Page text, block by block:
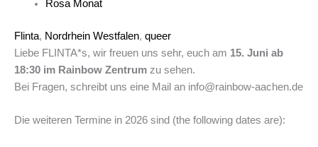
Rosa Monat
Flinta, Nordrhein Westfalen, queer
Liebe FLINTA*s, wir freuen uns sehr, euch am 15. Juni ab
18:30 im Rainbow Zentrum zu sehen.
Bei Fragen, schreibt uns eine Mail an info@rainbow-aachen.de
Die weiteren Termine in 2026 sind (the following dates are):